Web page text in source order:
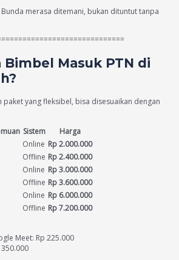
Bunda merasa ditemani, bukan dituntut tanpa
Bimbel Masuk PTN di
paket yang fleksibel, bisa disesuaikan dengan
Sistem
Harga
Online Rp 2.000.000
Offline Rp 2.400.000
Online Rp 3.000.000
Offline Rp 3.600.000
Online Rp 6.000.000
Offline Rp 7.200.000
Meet: Rp 225.000